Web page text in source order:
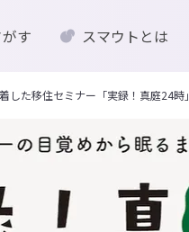
す スマウトとは
した移住セミナー「実録！真庭24